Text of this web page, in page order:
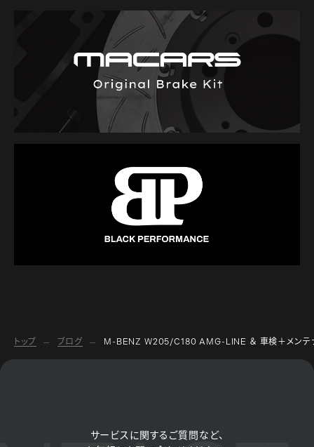
トップ ブログ M-BENZ W205/C180 AMG-LINE ＆ 車検＋メンテ
サービスに関するご質問など、